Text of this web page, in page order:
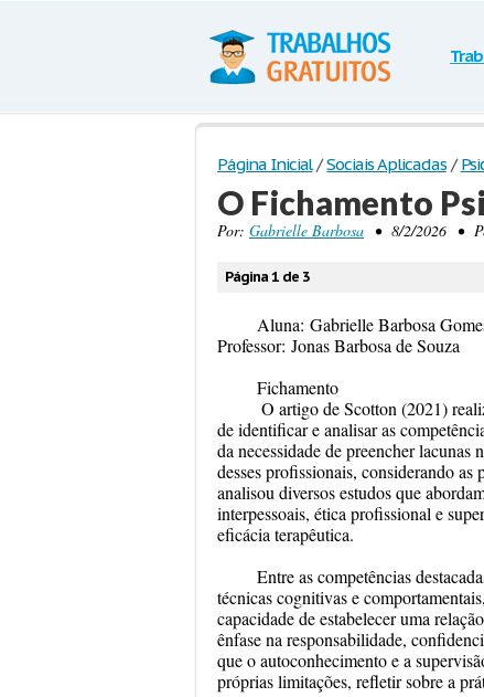
Página Inicial / Sociais Aplicadas /
O Fichamento
Por: Gabrielle Barbosa • 8/2/2026 •
Página 1 de 3
Aluna: Gabrielle Barbosa
Professor: Jonas Barbosa de Souza
Fichamento
O artigo de Scotton (2021)
de identificar e analisar as
da necessidade de preencher
desses profissionais, considerando
analisou diversos estudos que
interpessoais, ética profissional e
eficácia terapêutica.
Entre as competências
técnicas cognitivas e
capacidade de estabelecer uma
ênfase na responsabilidade,
que o autoconhecimento e a
próprias limitações, refletir sobre a